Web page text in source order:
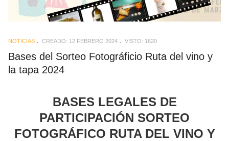
NOTICIAS CREADO: 12 FEBRERO 2024 VISTO: 1620
Bases del Sorteo Fotográficio Ruta del vino y
la tapa 2024
BASES LEGALES DE
PARTICIPACIÓN SORTEO
FOTOGRÁFICO RUTA DEL VINO Y